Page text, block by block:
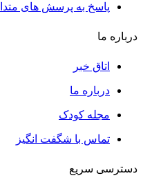
پاسخ به پرسش های
درباره ما
اتاق خبر
درباره ما
مجله کودک
تماس با شگفت انگیز
دسترسی سریع